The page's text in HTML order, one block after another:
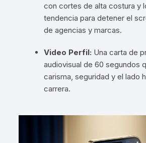
con cortes de alta costura y
tendencia para detener el
de agencias y marcas.
Video Perfil: Una carta de
audiovisual de 60 segundos
carisma, seguridad y el lado
carrera.